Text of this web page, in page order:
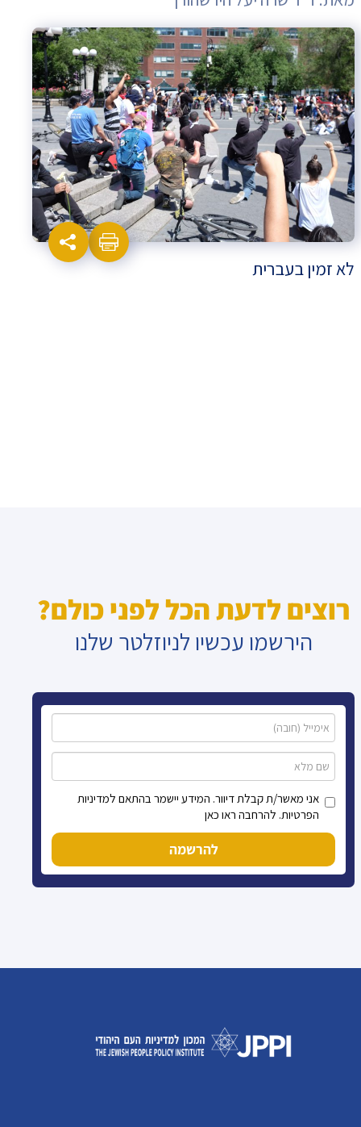
לא זמין בעברית
רוצים לדעת הכל לפני כולם?
הירשמו עכשיו לניוזלטר שלנו
אני מאשר/ת קבלת דיוור. המידע יישמר בהתאם למדיניות
הפרטיות. להרחבה ראו כאן
להרשמה